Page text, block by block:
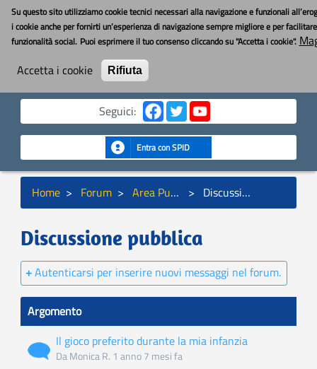
Su questo sito utilizziamo cookie tecnici necessari alla navigazione e funzionali
i cookie anche per fornirti un’esperienza di navigazione sempre migliore e per
funzionalità social. Puoi esprimere il tuo consenso cliccando su "Accetta i cookie".
Accetta i cookie
Rifiuta
Salta
contenuto
YouBOS Toggle
Cerca
Cerca
Seguici:
Entra con SPID
Briciole
di
pane
Home Forum Area Pubblica Discussione pubblica
Discussione pubblica
Autenticarsi per inserire nuovi messaggi nel forum.
Argomento
Discussione
normale
Il gioco preferito durante la mia infanzia
Da Monica R. 1 anno 7 mesi fa